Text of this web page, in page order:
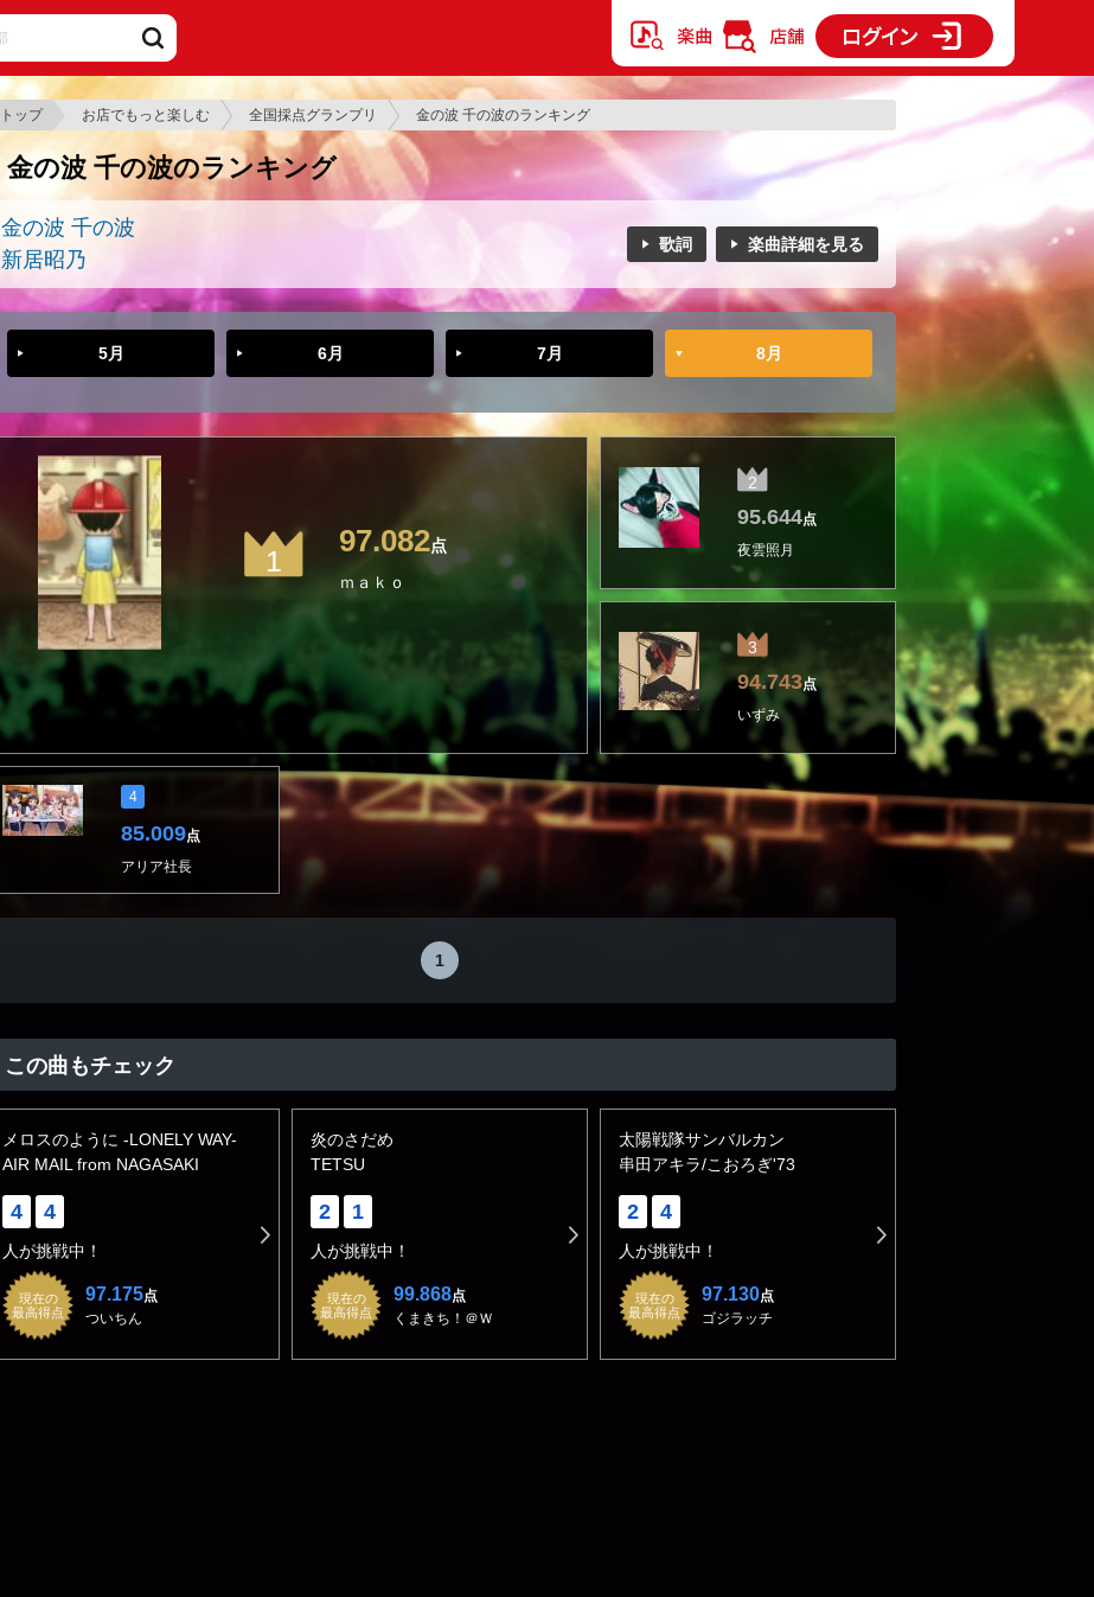
トップ お店でもっと楽しむ 全国採点グランプリ 金の波 千の波のランキング
金の波 千の波のランキング
金の波 千の波
新居昭乃
歌詞 楽曲詳細を見る
5月 6月 7月 8月
1
97.082点
ｍａｋｏ
2
95.644点
夜雲照月
3
94.743点
いずみ
4
85.009点
アリア社長
1
この曲もチェック
メロスのように -LONELY WAY-
AIR MAIL from NAGASAKI
4 4
人が挑戦中！
現在の
最高得点
97.175点
ついちん
炎のさだめ
TETSU
2 1
人が挑戦中！
現在の
最高得点
99.868点
くまきち！＠Ｗ
太陽戦隊サンバルカン
串田アキラ/こおろぎ'73
2 4
人が挑戦中！
現在の
最高得点
97.130点
ゴジラッチ